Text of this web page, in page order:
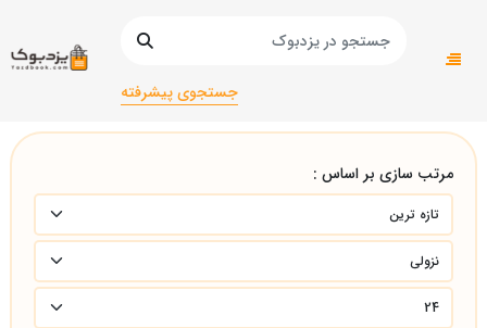
جستجوی پیشرفته
صفحه اصلی
مرتب سازی بر اساس :